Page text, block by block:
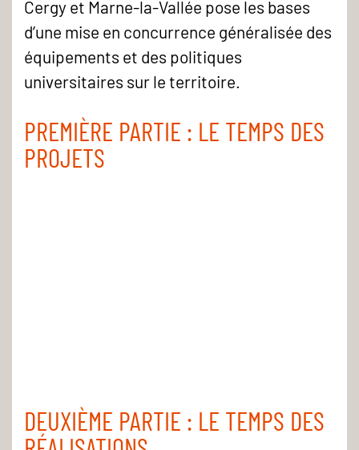
Cergy et Marne-la-Vallée pose les bases
d’une mise en concurrence généralisée des
équipements et des politiques
universitaires sur le territoire.
PREMIÈRE PARTIE : LE TEMPS DES
PROJETS
DEUXIÈME PARTIE : LE TEMPS DES